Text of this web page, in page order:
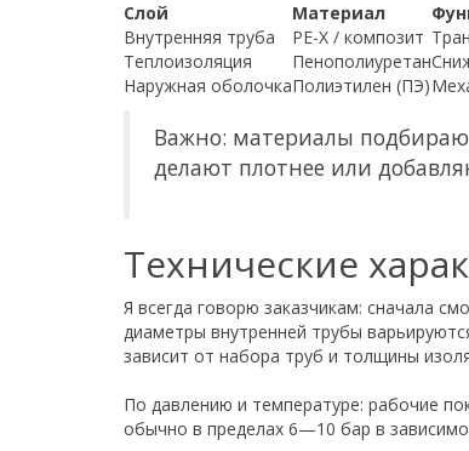
Слой Материал
Внутренняя труба
PE-X / композит
Теплоизоляция
Пенополиуретан
Наружная оболочкаПолиэтилен (ПЭ)
Важно: материалы
делают плотнее или
Технические
Я всегда говорю заказчикам: сначала
диаметры внутренней трубы
зависит от набора труб и толщины
По давлению и температуре: рабочие
обычно в пределах 6—10 бар в